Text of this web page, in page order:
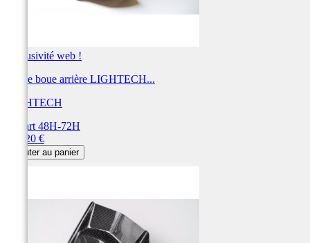
Exclusivité web !
Garde boue arrière LIGHTECH...
LIGHTECH
Départ 48H-72H
199,20 €
Ajouter au panier